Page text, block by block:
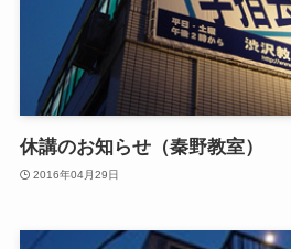
休講のお知らせ（秦野教室）
2016年04月29日